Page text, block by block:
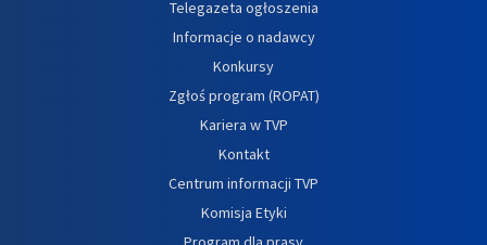
Telegazeta ogłoszenia
Informacje o nadawcy
Konkursy
Zgłoś program (ROPAT)
Kariera w TVP
Kontakt
Centrum informacji TVP
Komisja Etyki